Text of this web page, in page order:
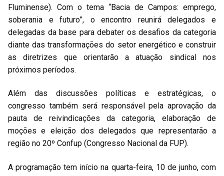
Fluminense). Com o tema “Bacia de Campos: emprego,
soberania e futuro”, o encontro reunirá delegados e
delegadas da base para debater os desafios da categoria
diante das transformações do setor energético e construir
as diretrizes que orientarão a atuação sindical nos
próximos períodos.
Além das discussões políticas e estratégicas, o
congresso também será responsável pela aprovação da
pauta de reivindicações da categoria, elaboração de
moções e eleição dos delegados que representarão a
região no 20º Confup (Congresso Nacional da FUP).
A programação tem início na quarta-feira, 10 de junho, com